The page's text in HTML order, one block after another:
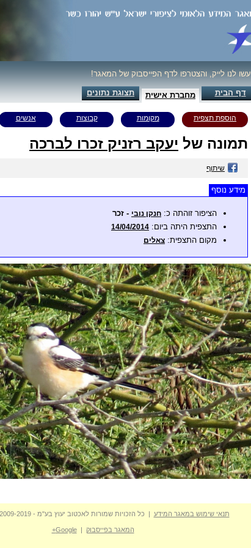
עשו לנו לייק, והצטרפו לדף הפייסבוק של המאגר!
דף הבית מחברת אישית תצוגת נתונים
הוספת תצפית מקומות קבוצות אנשים
תמונה של יעקב רזניק זכרו לברכה
שיתוף
מידע נוסף
הציפור זוהתה כ: חנקן נובי - זכר
התצפית היתה ביום: 14/04/2014
מקום התצפית: צאלים
תנאי שימוש במאגר המידע | כל הזכויות שמורות לאכטוב יעוץ בע"מ - 2009-2019 © |
המאגר בפייסבוק |
Google+